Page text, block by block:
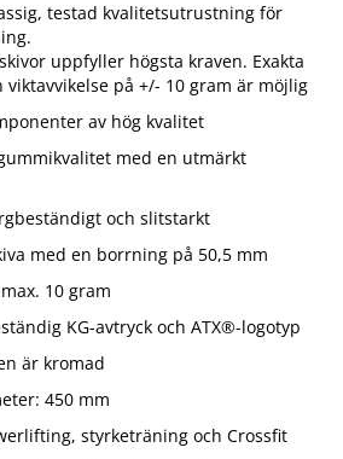
testad kvalitetsutrustning för
uppfyller högsta kraven. Exakta
på +/- 10 gram är möjlig
av hög kvalitet
med en utmärkt
och slitstarkt
med en borrning på 50,5 mm
10 gram
KG-avtryck och ATX®-logotyp
är kromad
450 mm
styrketräning och Crossfit